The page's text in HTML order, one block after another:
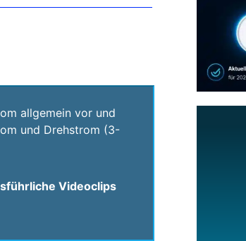
allgemein vor und
und Drehstrom (3-
Videoclips